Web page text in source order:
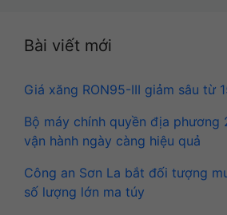
Bài viết mới
Giá xăng RON95-III giảm sâu từ
Bộ máy chính quyền địa phương
vận hành ngày càng hiệu quả
Công an Sơn La bắt đối tượng
số lượng lớn ma túy